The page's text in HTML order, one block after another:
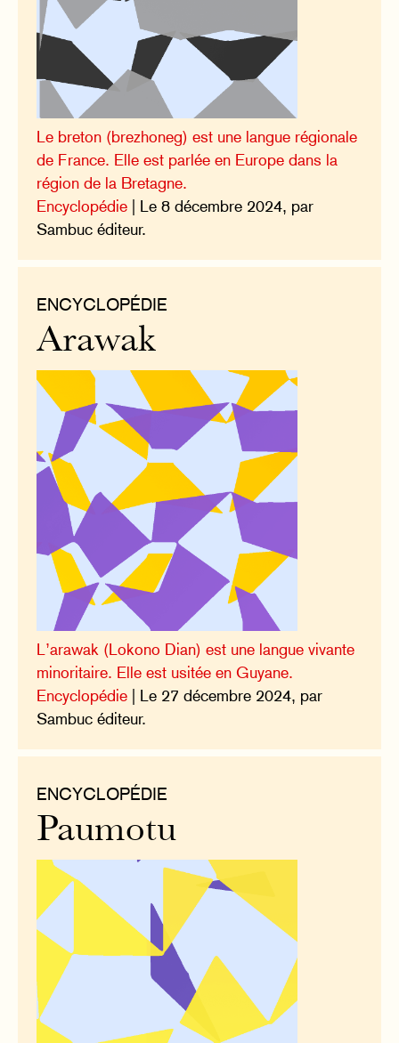
Le breton (brezhoneg) est une langue régionale
de France. Elle est parlée en Europe dans la
région de la Bretagne.
Encyclopédie | Le 8 décembre 2024, par
Sambuc éditeur.
ENCYCLOPÉDIE
Arawak
L’arawak (Lokono Dian) est une langue vivante
minoritaire. Elle est usitée en Guyane.
Encyclopédie | Le 27 décembre 2024, par
Sambuc éditeur.
ENCYCLOPÉDIE
Paumotu